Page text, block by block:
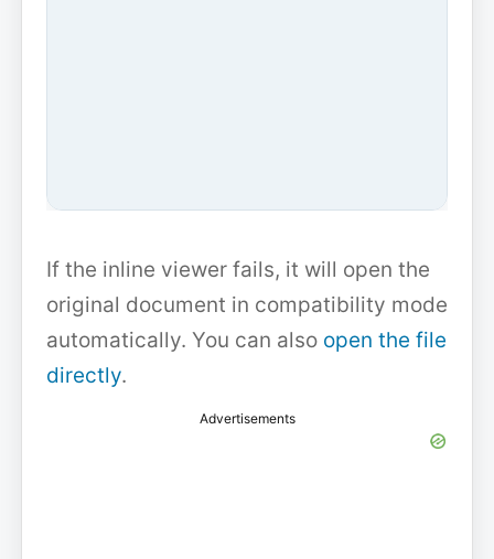
If the inline viewer fails, it will open the
original document in compatibility mode
automatically. You can also open the file
directly.
Advertisements